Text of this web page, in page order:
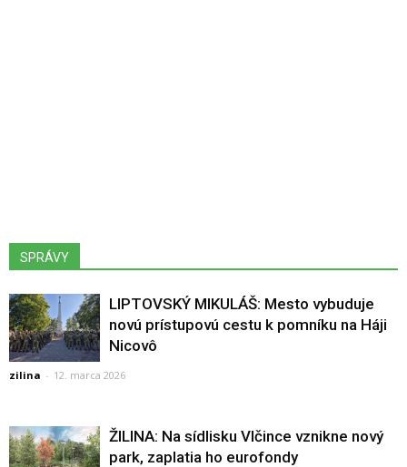
SPRÁVY
LIPTOVSKÝ MIKULÁŠ: Mesto vybuduje
novú prístupovú cestu k pomníku na Háji
Nicovô
zilina - 12. marca 2026
ŽILINA: Na sídlisku Vlčince vznikne nový
park, zaplatia ho eurofondy